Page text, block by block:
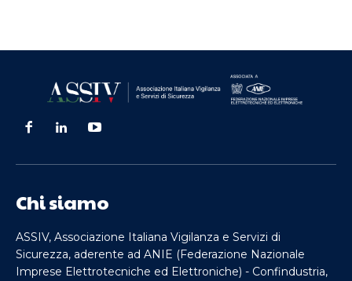
Chi siamo
ASSIV, Associazione Italiana Vigilanza e Servizi di
Sicurezza, aderente ad ANIE (Federazione Nazionale
Imprese Elettrotecniche ed Elettroniche) - Confindustria,